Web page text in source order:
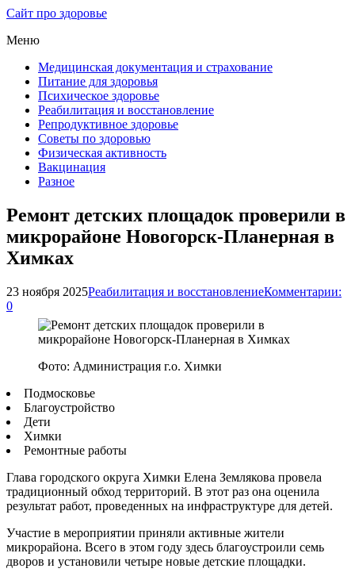
Сайт про здоровье
Меню
Медицинская документация и страхование
Питание для здоровья
Психическое здоровье
Реабилитация и восстановление
Репродуктивное здоровье
Советы по здоровью
Физическая активность
Вакцинация
Разное
Ремонт детских площадок проверили в
микрорайоне Новогорск-Планерная в
Химках
23 ноября 2025Реабилитация и восстановлениеКомментарии:
0
Фото: Администрация г.о. Химки
Подмосковье
Благоустройство
Дети
Химки
Ремонтные работы
Глава городского округа Химки Елена Землякова провела
традиционный обход территорий. В этот раз она оценила
результат работ, проведенных на инфраструктуре для детей.
Участие в мероприятии приняли активные жители
микрорайона. Всего в этом году здесь благоустроили семь
дворов и установили четыре новые детские площадки.